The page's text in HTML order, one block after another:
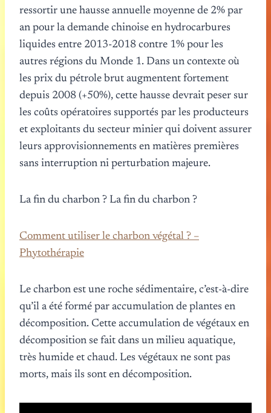
ressortir une hausse annuelle moyenne de 2% par
an pour la demande chinoise en hydrocarbures
liquides entre 2013-2018 contre 1% pour les
autres régions du Monde 1. Dans un contexte où
les prix du pétrole brut augmentent fortement
depuis 2008 (+50%), cette hausse devrait peser sur
les coûts opératoires supportés par les producteurs
et exploitants du secteur minier qui doivent assurer
leurs approvisionnements en matières premières
sans interruption ni perturbation majeure.
La fin du charbon ? La fin du charbon ?
Comment utiliser le charbon végétal ? –
Phytothérapie
Le charbon est une roche sédimentaire, c’est-à-dire
qu’il a été formé par accumulation de plantes en
décomposition. Cette accumulation de végétaux en
décomposition se fait dans un milieu aquatique,
très humide et chaud. Les végétaux ne sont pas
morts, mais ils sont en décomposition.